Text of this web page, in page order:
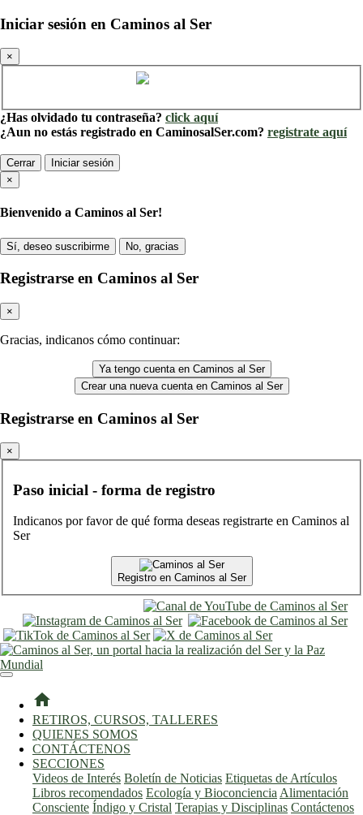
Iniciar sesión en Caminos al Ser
×
¿Has olvidado tu contraseña? click aquí
¿Aun no estás registrado en CaminosalSer.com? registrate aquí
Cerrar
Iniciar sesión
×
Bienvenido a Caminos al Ser!
Sí, deseo suscribirme No, gracias
Registrarse en Caminos al Ser
×
Gracias, indicanos cómo continuar:
Ya tengo cuenta en Caminos al Ser
Crear una nueva cuenta en Caminos al Ser
Registrarse en Caminos al Ser
×
Paso inicial - forma de registro
Indicanos por favor de qué forma deseas registrarte en Caminos al
Ser
Registro en Caminos al Ser
home
RETIROS, CURSOS, TALLERES
QUIENES SOMOS
CONTÁCTENOS
SECCIONES
Videos de Interés Boletín de Noticias Etiquetas de Artículos
Libros recomendados Ecología y Bioconciencia Alimentación
Consciente Índigo y Cristal Terapias y Disciplinas Contáctenos